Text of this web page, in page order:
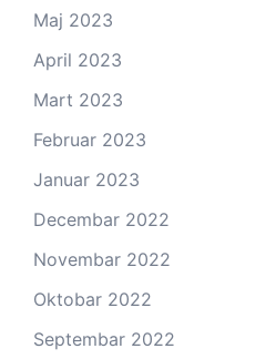
Maj 2023
April 2023
Mart 2023
Februar 2023
Januar 2023
Decembar 2022
Novembar 2022
Oktobar 2022
Septembar 2022